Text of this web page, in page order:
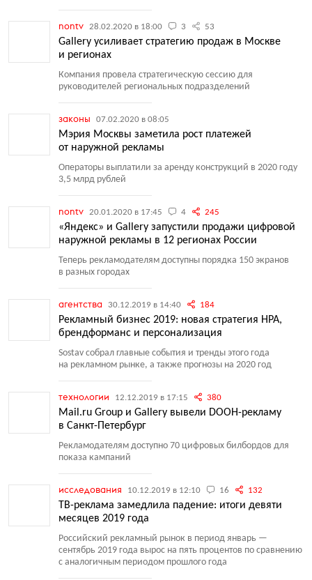
nontv 28.02.2020 в 18:00 3 53
Gallery усиливает стратегию продаж в Москве
и регионах
Компания провела стратегическую сессию для
руководителей региональных подразделений
законы 07.02.2020 в 08:05
Мэрия Москвы заметила рост платежей
от наружной рекламы
Операторы выплатили за аренду конструкций в 2020 году
3,5 млрд рублей
nontv 20.01.2020 в 17:45 4 245
«Яндекс» и Gallery запустили продажи цифровой
наружной рекламы в 12 регионах России
Теперь рекламодателям доступны порядка 150 экранов
в разных городах
агентства 30.12.2019 в 14:40 184
Рекламный бизнес 2019: новая стратегия НРА,
брендформанс и персонализация
Sostav собрал главные события и тренды этого года
на рекламном рынке, а также прогнозы на 2020 год
технологии 12.12.2019 в 17:15 380
Mail.ru Group и Gallery вывели DOOH-рекламу
в Санкт-Петербург
Рекламодателям доступно 70 цифровых билбордов для
показа кампаний
исследования 10.12.2019 в 12:10 16 132
ТВ-реклама замедлила падение: итоги девяти
месяцев 2019 года
Российский рекламный рынок в период январь —
сентябрь 2019 года вырос на пять процентов по сравнению
с аналогичным периодом прошлого года